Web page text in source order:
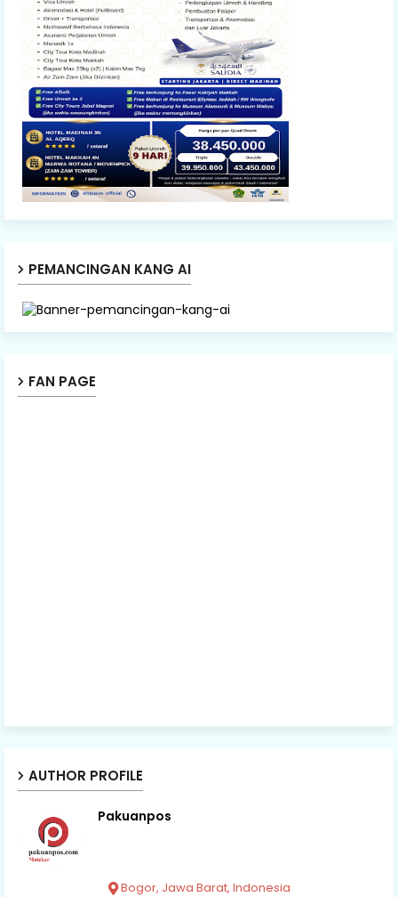
PEMANCINGAN KANG AI
FAN PAGE
AUTHOR PROFILE
Pakuanpos
Bogor, Jawa Barat, Indonesia